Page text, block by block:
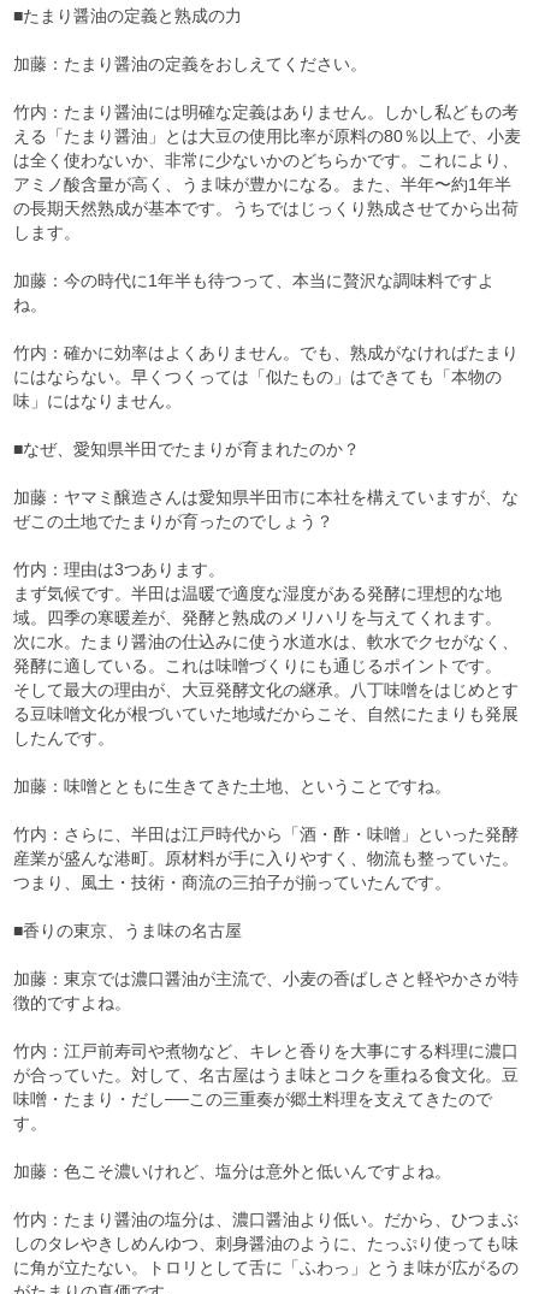
■たまり醤油の定義と熟成の力
加藤：たまり醤油の定義をおしえてください。
竹内：たまり醤油には明確な定義はありません。しかし私どもの考
える「たまり醤油」とは大豆の使用比率が原料の80％以上で、小麦
は全く使わないか、非常に少ないかのどちらかです。これにより、
アミノ酸含量が高く、うま味が豊かになる。また、半年〜約1年半
の長期天然熟成が基本です。うちではじっくり熟成させてから出荷
します。
加藤：今の時代に1年半も待つって、本当に贅沢な調味料ですよ
ね。
竹内：確かに効率はよくありません。でも、熟成がなければたまり
にはならない。早くつくっては「似たもの」はできても「本物の
味」にはなりません。
■なぜ、愛知県半田でたまりが育まれたのか？
加藤：ヤマミ醸造さんは愛知県半田市に本社を構えていますが、な
ぜこの土地でたまりが育ったのでしょう？
竹内：理由は3つあります。
まず気候です。半田は温暖で適度な湿度がある発酵に理想的な地
域。四季の寒暖差が、発酵と熟成のメリハリを与えてくれます。
次に水。たまり醤油の仕込みに使う水道水は、軟水でクセがなく、
発酵に適している。これは味噌づくりにも通じるポイントです。
そして最大の理由が、大豆発酵文化の継承。八丁味噌をはじめとす
る豆味噌文化が根づいていた地域だからこそ、自然にたまりも発展
したんです。
加藤：味噌とともに生きてきた土地、ということですね。
竹内：さらに、半田は江戸時代から「酒・酢・味噌」といった発酵
産業が盛んな港町。原材料が手に入りやすく、物流も整っていた。
つまり、風土・技術・商流の三拍子が揃っていたんです。
■香りの東京、うま味の名古屋
加藤：東京では濃口醤油が主流で、小麦の香ばしさと軽やかさが特
徴的ですよね。
竹内：江戸前寿司や煮物など、キレと香りを大事にする料理に濃口
が合っていた。対して、名古屋はうま味とコクを重ねる食文化。豆
味噌・たまり・だし──この三重奏が郷土料理を支えてきたので
す。
加藤：色こそ濃いけれど、塩分は意外と低いんですよね。
竹内：たまり醤油の塩分は、濃口醤油より低い。だから、ひつまぶ
しのタレやきしめんゆつ、刺身醤油のように、たっぷり使っても味
に角が立たない。トロリとして舌に「ふわっ」とうま味が広がるの